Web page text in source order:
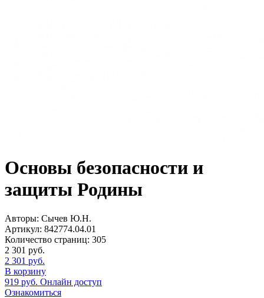
Основы безопасности и
защиты Родины
Авторы: Сычев Ю.Н.
Артикул: 842774.04.01
Количество страниц: 305
2 301 руб.
2 301 руб.
В корзину
919 руб. Онлайн доступ
Ознакомиться